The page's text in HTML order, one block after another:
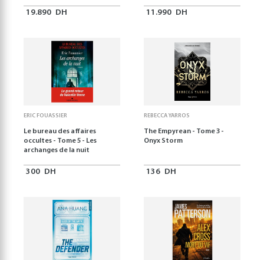
19.890 DH 11.990 DH
ERIC FOUASSIER
Le bureau des affaires
occultes - Tome 5 - Les
archanges de la nuit
300 DH
REBECCA YARROS
The Empyrean - Tome 3 -
Onyx Storm
136 DH